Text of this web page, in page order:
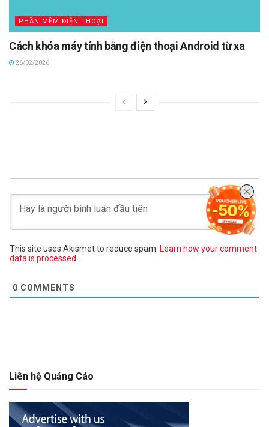
PHẦN MỀM ĐIỆN THOẠI
Cách khóa máy tính bằng điện thoại Android từ xa
26/02/2026
This site uses Akismet to reduce spam. Learn how your comment
data is processed.
0 COMMENTS
Liên hệ Quảng Cáo